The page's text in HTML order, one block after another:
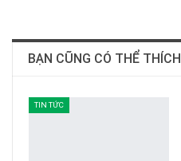
BẠN CŨNG CÓ THỂ THÍCH
TIN TỨC